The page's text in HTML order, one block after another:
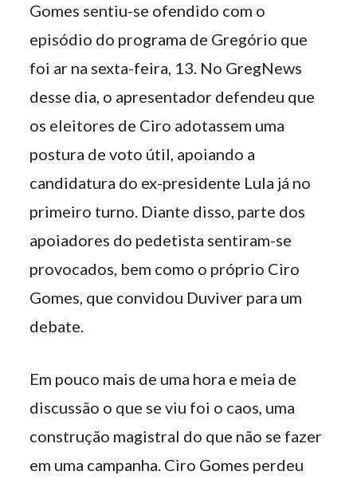
Gomes sentiu-se ofendido com o
episódio do programa de Gregório que
foi ar na sexta-feira, 13. No GregNews
desse dia, o apresentador defendeu que
os eleitores de Ciro adotassem uma
postura de voto útil, apoiando a
candidatura do ex-presidente Lula já no
primeiro turno. Diante disso, parte dos
apoiadores do pedetista sentiram-se
provocados, bem como o próprio Ciro
Gomes, que convidou Duviver para um
debate.
Em pouco mais de uma hora e meia de
discussão o que se viu foi o caos, uma
construção magistral do que não se fazer
em uma campanha. Ciro Gomes perdeu